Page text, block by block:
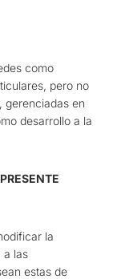
como
pero no
gerenciadas en
desarrollo a la
la
a las
estas de